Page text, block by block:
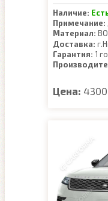
Наличие:
Примечание:
Материал:
Доставка:
Гарантия: 1
Цена: 4300